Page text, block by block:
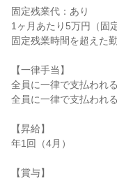
固定残業代：あり
1ヶ月あたり5万円（固
固定残業時間を超えた
【一律手当】
全員に一律で支払われ
全員に一律で支払われ
【昇給】
年1回（4月）
【賞与】